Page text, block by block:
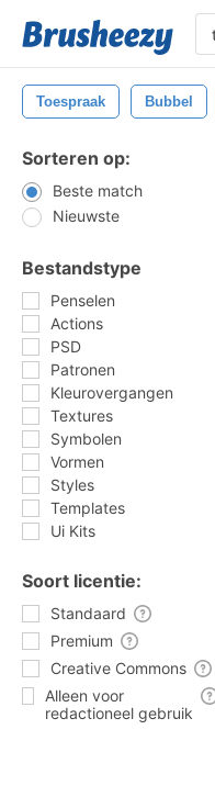
Toespraak Bubbel
Sorteren op:
Beste match
Nieuwste
Bestandstype
Penselen
Actions
PSD
Patronen
Kleurovergangen
Textures
Symbolen
Vormen
Styles
Templates
Ui Kits
Soort licentie:
Standaard
Premium
Creative Commons
Alleen voor
redactioneel gebruik